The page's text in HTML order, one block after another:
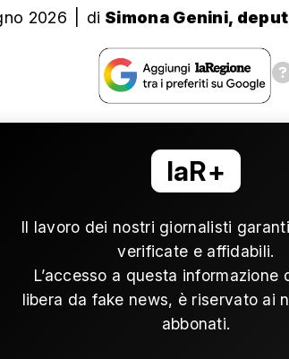
2026 di Simona Genini,
laR+
Il lavoro dei nostri giornalisti
verificate e affidabili.
L’accesso a questa informazione
libera da fake news, è riservato ai
abbonati.